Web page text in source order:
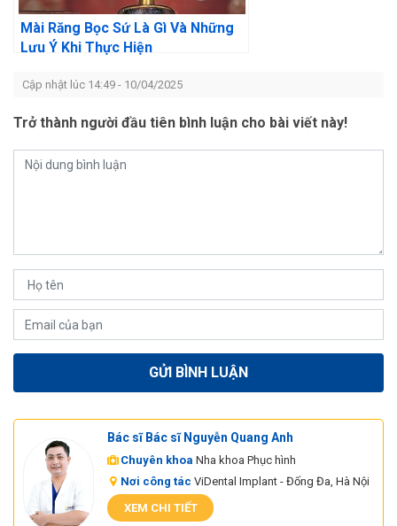
Mài Răng Bọc Sứ Là Gì Và Những
Lưu Ý Khi Thực Hiện
Cập nhật lúc 14:49 - 10/04/2025
Trở thành người đầu tiên bình luận cho bài viết này!
Bác sĩ Bác sĩ Nguyễn Quang Anh
Chuyên khoa Nha khoa Phục hình
Nơi công tác ViDental Implant - Đống Đa, Hà Nội
XEM CHI TIẾT